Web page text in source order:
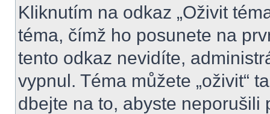
Kliknutím na odkaz „Oživit
téma, čímž ho posunete na
tento odkaz nevidíte,
vypnul. Téma můžete „oživit“
dbejte na to, abyste neporušili